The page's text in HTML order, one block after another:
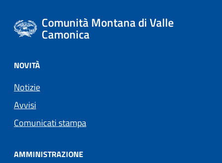
Comunità Montana di Valle
Camonica
NOVITÀ
Notizie
Avvisi
Comunicati stampa
AMMINISTRAZIONE